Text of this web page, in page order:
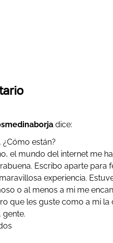
dice:
¿Cómo están?
el mundo del internet me
Escribo aparte para
experiencia.
o al menos a mi me
que les guste como a mi la
gente.